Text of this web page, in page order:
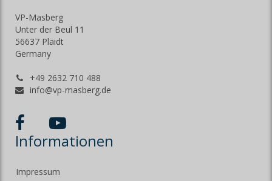
VP-Masberg
Unter der Beul 11
56637 Plaidt
Germany
+49 2632 710 488
info@vp-masberg.de
Informationen
Impressum